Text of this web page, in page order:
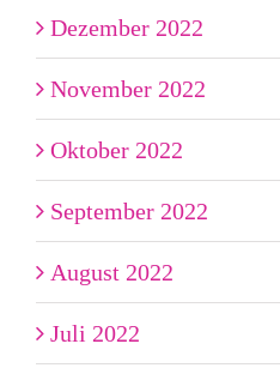
Dezember 2022
November 2022
Oktober 2022
September 2022
August 2022
Juli 2022